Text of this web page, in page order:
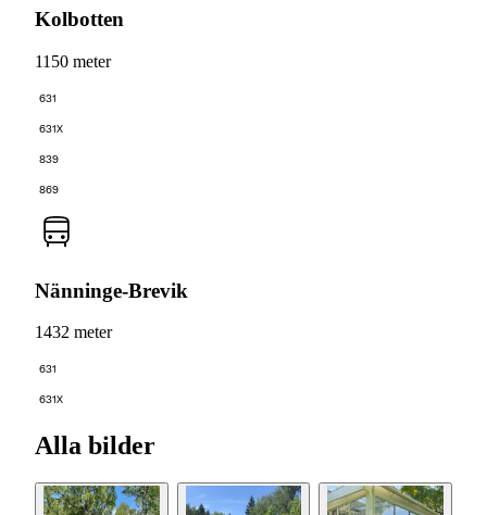
Kolbotten
1150 meter
631
631X
839
869
Nänninge-Brevik
1432 meter
631
631X
Alla bilder